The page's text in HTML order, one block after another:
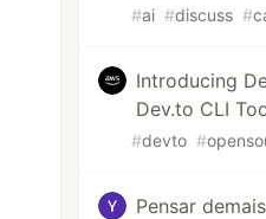
#ai #discuss #
Introducing
Dev.to CLI
#devto #
Pensar